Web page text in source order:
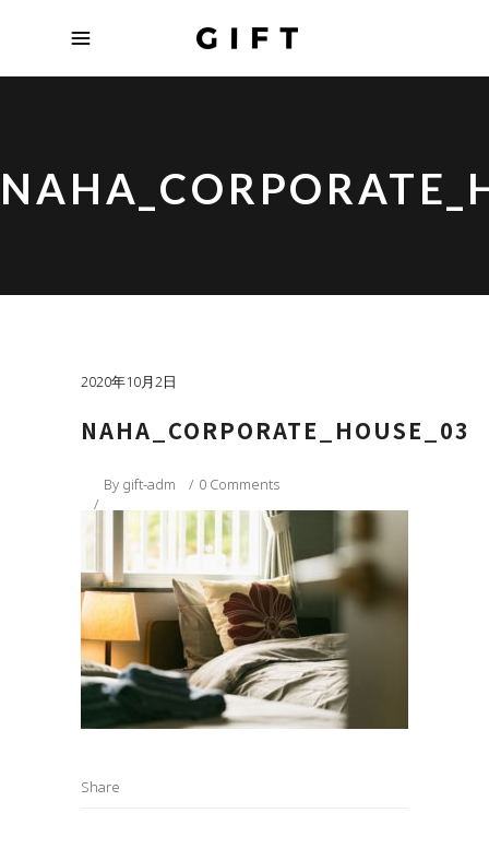
2020年10月2日
NAHA_CORPORATE_HOUSE_03
By gift-adm 0 Comments
Share